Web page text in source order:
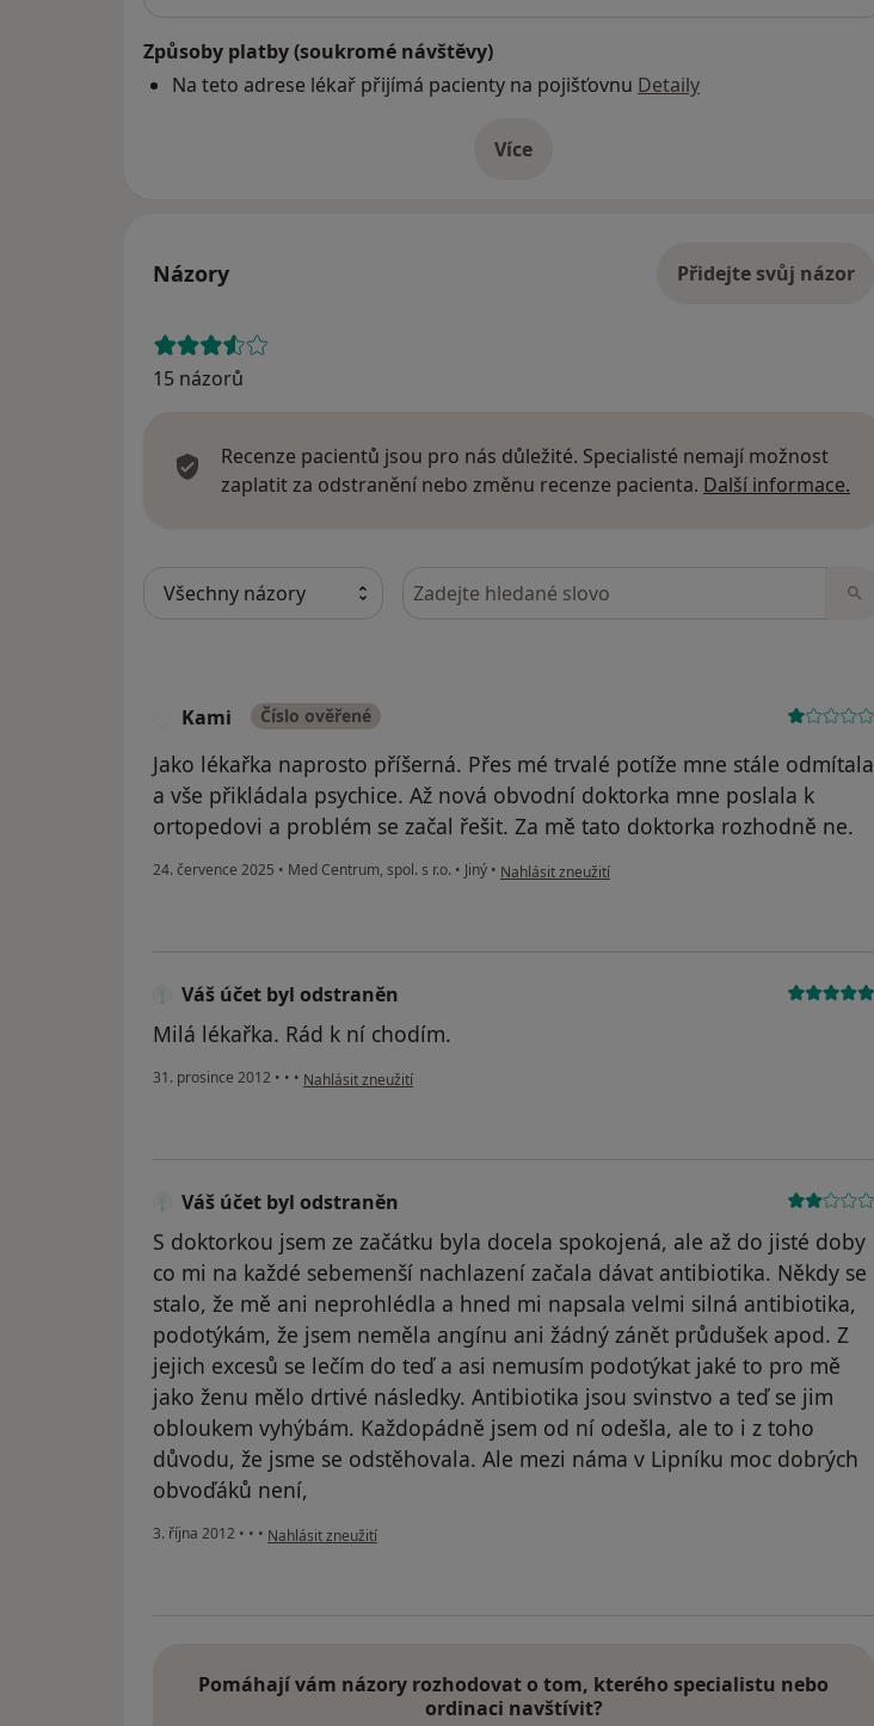
Způsoby platby (soukromé návštěvy)
Na teto adrese lékař přijímá pacienty na pojišťovnu Detaily
Víceo adrese
Názory Přidejte svůj názor
15 názorů
Recenze pacientů jsou pro nás důležité. Specialisté nemají možnost
zaplatit za odstranění nebo změnu recenze pacienta. Další informace.
Hledejte v názorech
Kami Číslo ověřené
Jako lékařka naprosto příšerná. Přes mé trvalé potíže mne stále odmítala
a vše přikládala psychice. Až nová obvodní doktorka mne poslala k
ortopedovi a problém se začal řešit. Za mě tato doktorka rozhodně ne.
24. července 2025 • Med Centrum, spol. s r.o. • Jiný • podle názoru uživatele Kami
Nahlásit zneužití
Váš účet byl odstraněn
Milá lékařka. Rád k ní chodím.
31. prosince 2012 • • • podle názoru uživatele Váš účet byl odstraněn
Nahlásit zneužití
Váš účet byl odstraněn
S doktorkou jsem ze začátku byla docela spokojená, ale až do jisté doby
co mi na každé sebemenší nachlazení začala dávat antibiotika. Někdy se
stalo, že mě ani neprohlédla a hned mi napsala velmi silná antibiotika,
podotýkám, že jsem neměla angínu ani žádný zánět průdušek apod. Z
jejich excesů se lečím do teď a asi nemusím podotýkat jaké to pro mě
jako ženu mělo drtivé následky. Antibiotika jsou svinstvo a teď se jim
obloukem vyhýbám. Každopádně jsem od ní odešla, ale to i z toho
důvodu, že jsme se odstěhovala. Ale mezi náma v Lipníku moc dobrých
obvoďáků není,
3. října 2012 • • • podle názoru uživatele Váš účet byl odstraněn
Nahlásit zneužití
Pomáhají vám názory rozhodovat o tom, kterého specialistu nebo
ordinaci navštívit?